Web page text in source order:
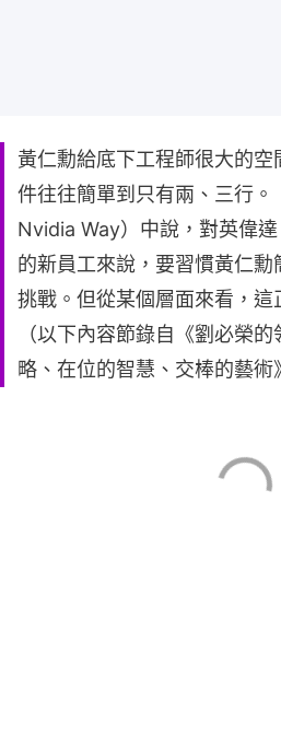
黃仁勳給底下工程師很大的
件往往簡單到只有兩、三行
Nvidia Way）中說，對英偉達
的新員工來說，要習慣黃仁
挑戰。但從某個層面來看，這
（以下內容節錄自《劉必榮
略、在位的智慧、交棒的藝術